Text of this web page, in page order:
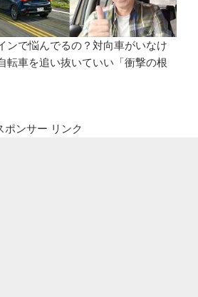
ンで悩んでるの？対向車がいなけ
転車を追い抜いていい「衝撃の根
ポンサー リンク